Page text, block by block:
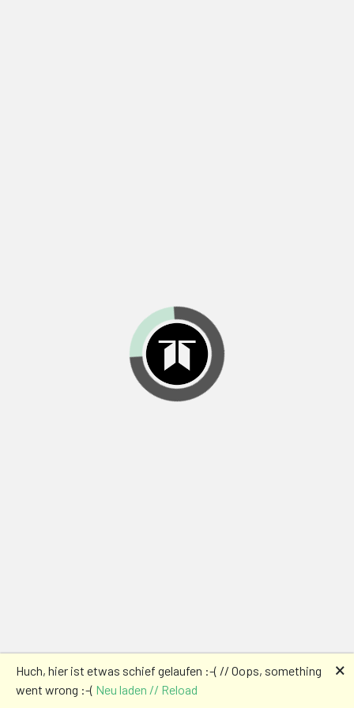
Huch, hier ist etwas schief gelaufen :-( // Oops, something
went wrong :-( Neu laden // Reload
🗙